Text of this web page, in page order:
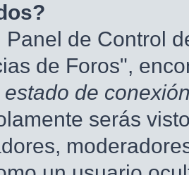
Panel de Control
de Foros",
de
serás